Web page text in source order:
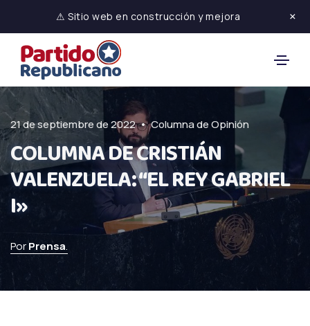
⚠ Sitio web en construcción y mejora ×
21 de septiembre de 2022 • Columna de Opinión
COLUMNA DE CRISTIÁN
VALENZUELA: “EL REY GABRIEL
I»
PorPrensa.